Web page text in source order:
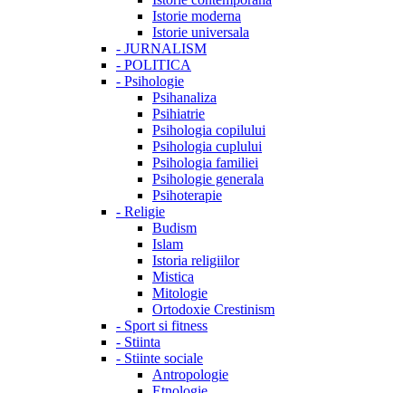
Istorie moderna
Istorie universala
- JURNALISM
- POLITICA
- Psihologie
Psihanaliza
Psihiatrie
Psihologia copilului
Psihologia cuplului
Psihologia familiei
Psihologie generala
Psihoterapie
- Religie
Budism
Islam
Istoria religiilor
Mistica
Mitologie
Ortodoxie Crestinism
- Sport si fitness
- Stiinta
- Stiinte sociale
Antropologie